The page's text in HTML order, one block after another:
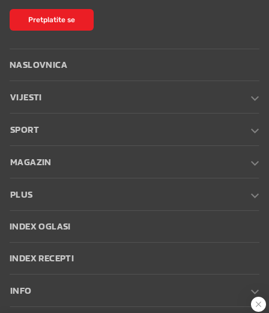
Pretplatite se
NASLOVNICA
VIJESTI
SPORT
MAGAZIN
PLUS
INDEX OGLASI
INDEX RECEPTI
INFO